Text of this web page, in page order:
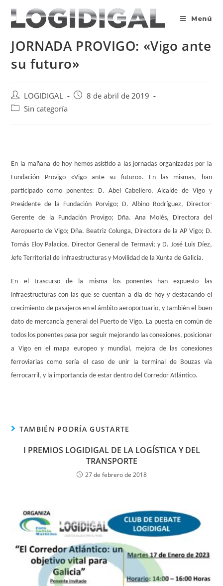
contenido
Menú
JORNADA PROVIGO: «Vigo ante
su futuro»
Autor
de
LOGIDIGAL
Publicación
8 de abril de 2019
Categoría
Sin categoría
En la mañana de hoy hemos asistido a las jornadas organizadas por la
Fundación Provigo «Vigo ante su futuro». En las mismas, han
participado como ponentes: D. Abel Cabellero, Alcalde de Vigo y
Presidente de la Fundación Porvigo; D. Albino Rodríguez, Director-
Gerente de la Fundación Provigo; Dña. Ana Molés, Directora del
Aeropuerto de Vigo; Dña. Beatriz Colunga, Directora de la AP Vigo; D.
Tomás Eloy Palacios, Director General de Termavi; y D. José Luis Díez,
Jefe Territorial de Infraestructuras y Movilidad de la Xunta de Galicia.
En el trascurso de la misma los ponentes han expuesto las
infraestructuras con las que se cuentan a día de hoy y destacando el
crecimiento de pasajeros en el ámbito aeroportuario, y también el buen
dato de mercancía general del Puerto de Vigo. La puesta en común de
todos los ponentes pasa por seguir mejorando las conexiones, posicionar
a Vigo en el mapa europeo y mundial, mejora de las conexiones
ferroviarias como sería el caso de unir la terminal de Bouzas vía
ferrocarril, y la importancia de estar dentro del Corredor Atlántico.
TAMBIÉN PODRÍA GUSTARTE
I PREMIOS LOGIDIGAL DE LA LOGÍSTICA Y DEL
TRANSPORTE
27 de febrero de 2018